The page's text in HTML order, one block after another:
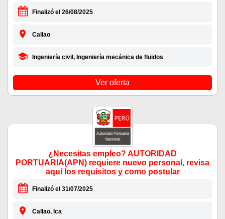
Finalizó el 26/08/2025
Callao
Ingeniería civil, Ingeniería mecánica de fluidos
Ver oferta
¿Necesitas empleo? AUTORIDAD
PORTUARIA(APN) requiere nuevo personal, revisa
aquí los requisitos y como postular
Finalizó el 31/07/2025
Callao, Ica